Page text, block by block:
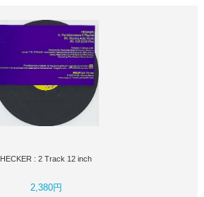
HECKER : 2 Track 12 inch
2,380円